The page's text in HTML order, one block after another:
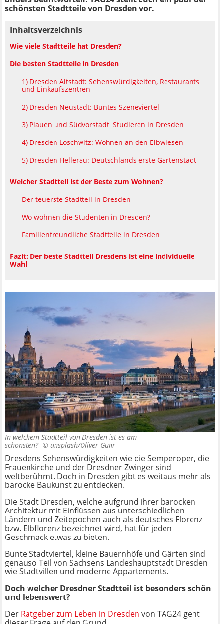
schönsten Stadtteile von Dresden vor.
Inhaltsverzeichnis
Wie viele Stadtteile hat Dresden?
Die besten Stadtteile in Dresden
1) Dresden Altstadt: Sehenswürdigkeiten, Restaurants
und Einkaufszentren
2) Dresden Neustadt: Buntes Szeneviertel
3) Plauen und Südvorstadt: Studieren in Dresden
4) Dresden Loschwitz: Wohnen an den Elbwiesen
5) Dresden Hellerau: Deutschlands erste Gartenstadt
Welcher Stadtteil ist der Beste zum Wohnen?
Der teuerste Stadtteil in Dresden
Wo wohnen die Studenten in Dresden?
Familienfreundliche Stadtteile in Dresden
Fazit: Der beste Stadtteil Dresdens ist eine individuelle
Wahl
In welchem Stadtteil von Dresden ist es am
schönsten? © unsplash/Oliver Guhr
Dresdens Sehenswürdigkeiten wie die Semperoper, die
Frauenkirche und der Dresdner Zwinger sind
weltberühmt. Doch in Dresden gibt es weitaus mehr als
barocke Baukunst zu entdecken.
Die Stadt Dresden, welche aufgrund ihrer barocken
Architektur mit Einflüssen aus unterschiedlichen
Ländern und Zeitepochen auch als deutsches Florenz
bzw. Elbflorenz bezeichnet wird, hat für jeden
Geschmack etwas zu bieten.
Bunte Stadtviertel, kleine Bauernhöfe und Gärten sind
genauso Teil von Sachsens Landeshauptstadt Dresden
wie Stadtvillen und moderne Appartements.
Doch welcher Dresdner Stadtteil ist besonders schön
und lebenswert?
Der Ratgeber zum Leben in Dresden von TAG24 geht